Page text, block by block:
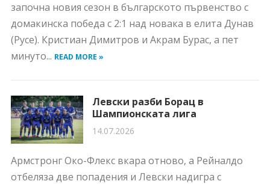
започна новия сезон в българското първенство с
домакинска победа с 2:1 над новака в елита Дунав
(Русе). Кристиан Димитров и Акрам Бурас, а пет
минуто... READ MORE »
Левски разби Борац в
Шампионската лига
14.07.2026
Армстронг Око-Флекс вкара отново, а Рейналдо
отбеляза две попадения и Левски надигра с